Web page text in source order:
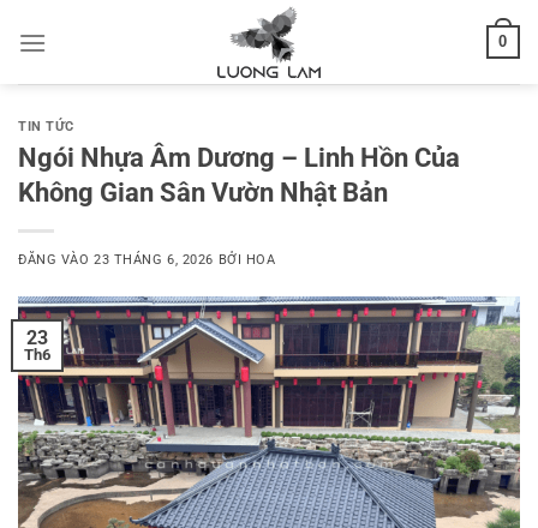
qua
0
TIN TỨC
Ngói Nhựa Âm Dương – Linh Hồn Của
Không Gian Sân Vườn Nhật Bản
ĐĂNG VÀO23 THÁNG 6, 2026 BỞI HOA
23
Th6